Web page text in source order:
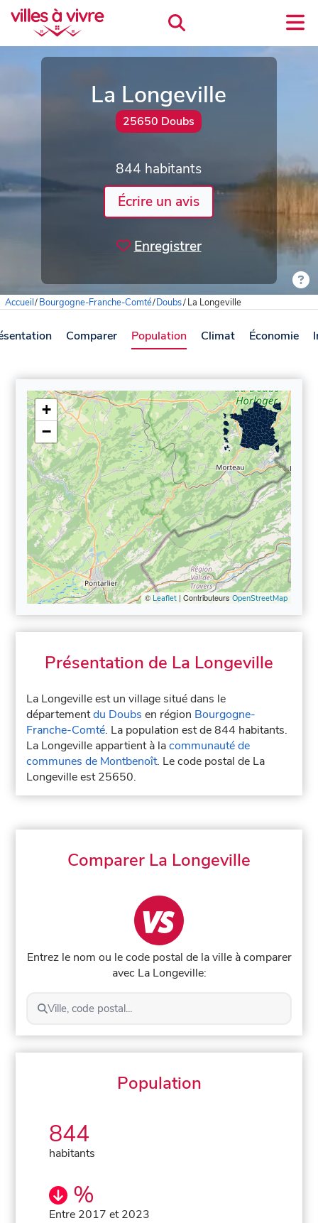
La Longeville
25650 Doubs
844 habitants
Écrire un avis
Enregistrer
Accueil/Bourgogne-Franche-Comté/Doubs/La Longeville
Comparer Population Climat Économie
+
−
© Leaflet| Contributeurs OpenStreetMap
Présentation de La Longeville
La Longeville est un village situé dans le
départementdu Doubs en région Bourgogne-
Franche-Comté. La population est de 844 habitants.
La Longeville appartient à lacommunauté de
communes de Montbenoît. Le code postal de La
Longeville est 25650.
Comparer La Longeville
Entrez le nom ou le code postal de la ville à comparer
avec La Longeville:
Ville, code postal...
Population
844
habitants
%
Entre 2017 et 2023